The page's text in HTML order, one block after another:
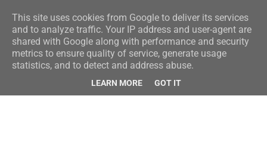
This site uses cookies from Google to deliver its services
and to analyze traffic. Your IP address and user-agent are
shared with Google along with performance and security
metrics to ensure quality of service, generate usage
statistics, and to detect and address abuse.
LEARN MORE GOT IT